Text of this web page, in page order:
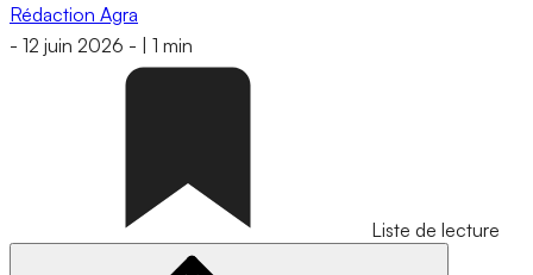
Rédaction Agra
- 12 juin 2026 - 1 min
Liste de lecture